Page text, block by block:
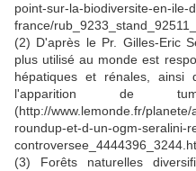
point-sur-la-biodiversite-en-ile-
france/
(2) D'après le Pr. Gilles-Eric
plus utilisé au monde est
hépatiques et rénales, ainsi
l'apparition de
(http://www.lemonde.fr/
roundup-et-d-un-ogm-seralini-
(3) Forêts naturelles